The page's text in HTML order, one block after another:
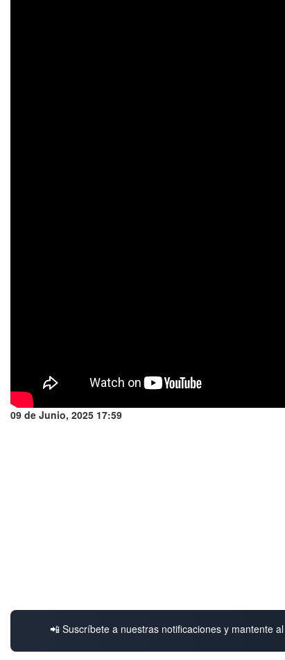
09 de Junio, 2025 17:59
📲 Suscríbete a nuestras notificaciones y mantente